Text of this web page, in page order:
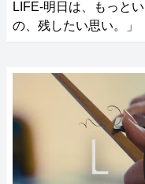
LIFE‐明日は、もっと
の、残したい思い。」